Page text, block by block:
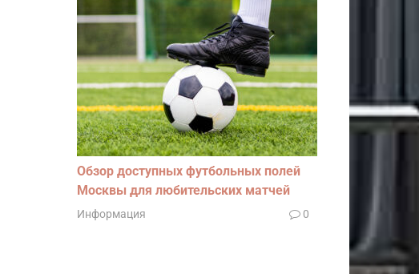
Обзор доступных футбольных полей
Москвы для любительских матчей
Информация 0